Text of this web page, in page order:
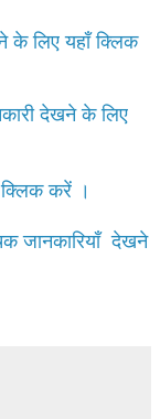
के लिए यहाँ क्लिक
देखने के लिए
करें ।
जानकारियाँ देखने